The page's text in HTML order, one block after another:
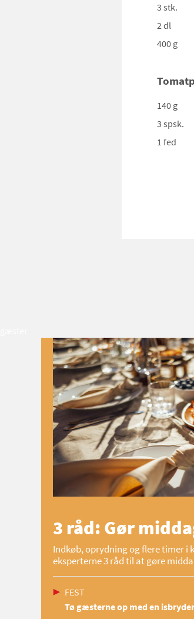
3 stk.
2 dl
400 g
140 g
3 spsk.
1 fed
3 råd: Gør
Indkøb, oprydning og flere timer i
eksperterne 3 råd til at gøre
FEST
Tø gæsterne op med en isbryder